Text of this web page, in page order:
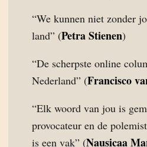
“We kunnen niet zonder
land” (Petra Stienen)
“De scherpste online
Nederland” (Francisco
“Elk woord van jou is
provocateur en de
is een vak” (Nausicaa